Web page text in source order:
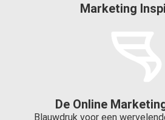
Marketing
De Online
Blauwdruk voor een